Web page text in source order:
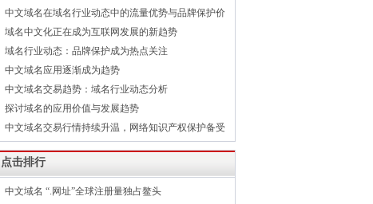
中文域名在域名行业动态中的流量优势与品牌保护价
域名中文化正在成为互联网发展的新趋势
域名行业动态：品牌保护成为热点关注
中文域名应用逐渐成为趋势
中文域名交易趋势：域名行业动态分析
探讨域名的应用价值与发展趋势
中文域名交易行情持续升温，网络知识产权保护备受
点击排行
中文域名 “.网址”全球注册量独占鳌头